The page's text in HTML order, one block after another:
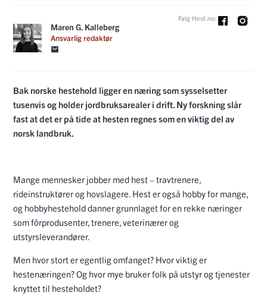
Maren G. Kalleberg
Ansvarlig redaktør
Følg Hest.no:
Bak norske hestehold ligger en næring som sysselsetter
tusenvis og holder jordbruksarealer i drift. Ny forskning slår
fast at det er på tide at hesten regnes som en viktig del av
norsk landbruk.
Mange mennesker jobber med hest – travtrenere,
rideinstruktører og hovslagere. Hest er også hobby for mange,
og hobbyhestehold danner grunnlaget for en rekke næringer
som fôrprodusenter, trenere, veterinærer og
utstyrsleverandører.
Men hvor stort er egentlig omfanget? Hvor viktig er
hestenæringen? Og hvor mye bruker folk på utstyr og tjenester
knyttet til hesteholdet?